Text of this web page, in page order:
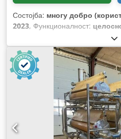
Состојба: многу добро
2023, Функционалност: